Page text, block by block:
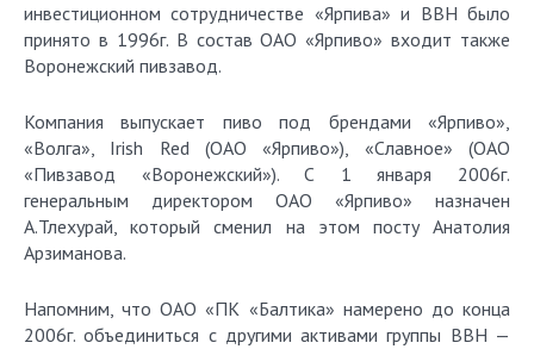
инвестиционном сотрудничестве «Ярпива» и ВВН было
принято в 1996г. В состав ОАО «Ярпиво» входит также
Воронежский пивзавод.
Компания выпускает пиво под брендами «Ярпиво»,
«Волга», Irish Red (ОАО «Ярпиво»), «Славное» (ОАО
«Пивзавод «Воронежский»). С 1 января 2006г.
генеральным директором ОАО «Ярпиво» назначен
А.Тлехурай, который сменил на этом посту Анатолия
Арзиманова.
Напомним, что ОАО «ПК «Балтика» намерено до конца
2006г. объединиться с другими активами группы BBH —